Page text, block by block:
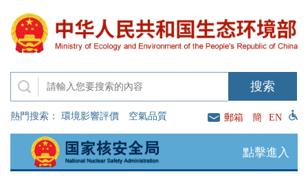
熱門搜索： 環境影響評價 空氣品質 郵箱 簡 EN
點擊進入